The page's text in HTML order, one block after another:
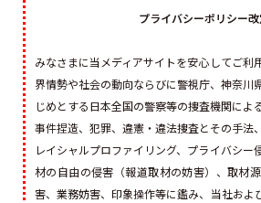
プライバシーポリシー改
みなさまに当メディアサイトを安心してご利
界情勢や社会の動向ならびに警視庁、神奈川
じめとする日本全国の警察等の捜査機関によ
事件捏造、犯罪、違憲・違法捜査とその手法
レイシャルプロファイリング、プライバシー
材の自由の侵害（報道取材の妨害）、取材
害、業務妨害、印象操作等に鑑み、当社およ